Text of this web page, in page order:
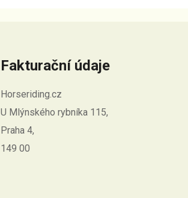
Fakturační údaje
Horseriding.cz
U Mlýnského rybníka 115,
Praha 4,
149 00